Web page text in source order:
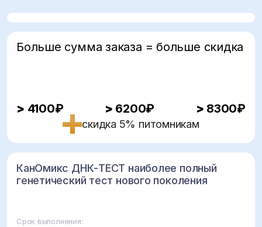
Больше сумма заказа = больше скидка
> 4100₽ > 6200₽ > 8300₽
скидка 5% питомникам
КанОмикс ДНК-ТЕСТ наиболее полный
генетический тест нового поколения
Срок выполнения: